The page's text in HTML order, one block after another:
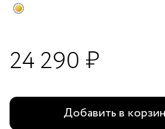
24 290 ₽
Добавить в